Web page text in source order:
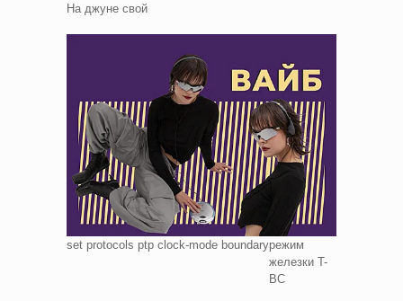
На джуне свой
set protocols ptp clock-mode boundaryрежим
железки T-
BC